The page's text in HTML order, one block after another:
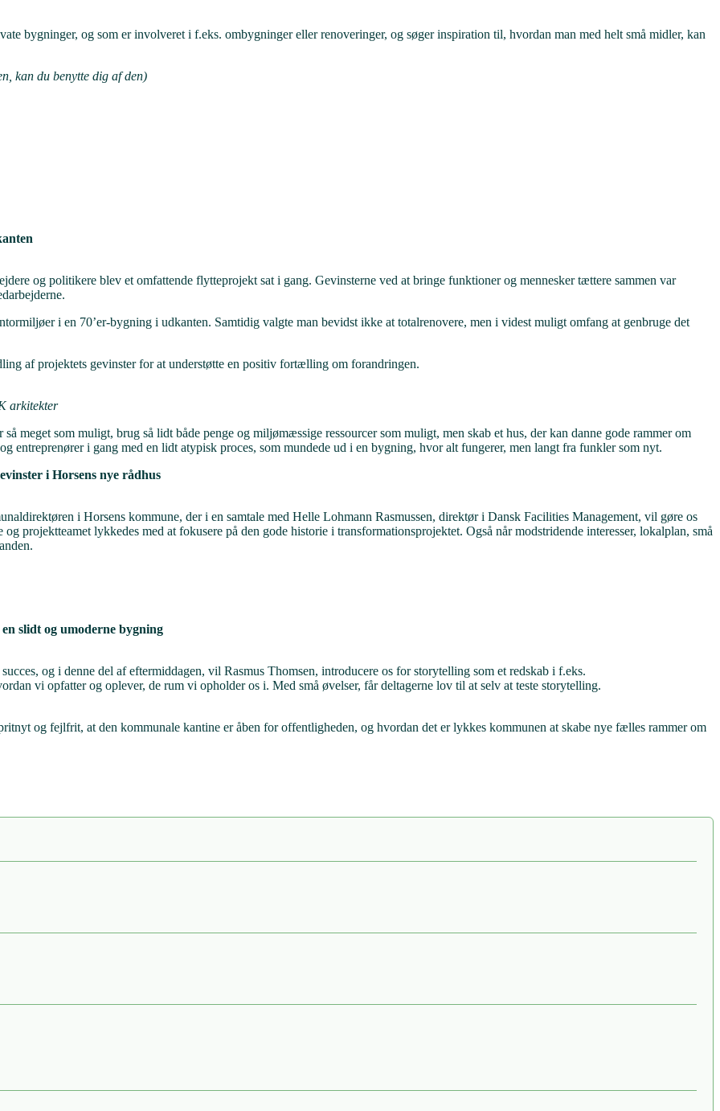
bygninger, og som er involveret i f.eks. ombygninger eller renoveringer, og søger inspiration til, hvordan man med helt små midler, kan
kan du benytte dig af den)
og politikere blev et omfattende flytteprojekt sat i gang. Gevinsterne ved at bringe funktioner og mennesker tættere sammen var
i en 70’er-bygning i udkanten. Samtidig valgte man bevidst ikke at totalrenovere, men i videst muligt omfang at genbruge det
af projektets gevinster for at understøtte en positiv fortælling om forandringen.
arkitekter
meget som muligt, brug så lidt både penge og miljømæssige ressourcer som muligt, men skab et hus, der kan danne gode rammer om
entreprenører i gang med en lidt atypisk proces, som mundede ud i en bygning, hvor alt fungerer, men langt fra funkler som nyt.
i Horsens nye rådhus
i Horsens kommune, der i en samtale med Helle Lohmann Rasmussen, direktør i Dansk Facilities Management, vil gøre os
projektteamet lykkedes med at fokusere på den gode historie i transformationsprojektet. Også når modstridende interesser, lokalplan, små
slidt og umoderne bygning
og i denne del af eftermiddagen, vil Rasmus Thomsen, introducere os for storytelling som et redskab i f.eks.
vi opfatter og oplever, de rum vi opholder os i. Med små øvelser, får deltagerne lov til at selv at teste storytelling.
og fejlfrit, at den kommunale kantine er åben for offentligheden, og hvordan det er lykkes kommunen at skabe nye fælles rammer om